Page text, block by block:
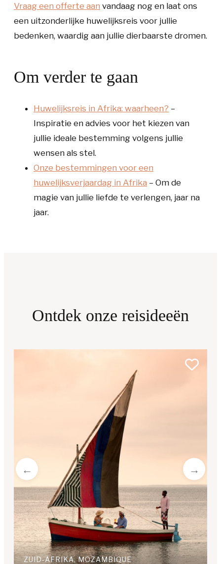
Vraag een offerte aan vandaag nog en laat ons
een uitzonderlijke huwelijksreis voor jullie
bedenken, waardig aan jullie dierbaarste dromen.
Om verder te gaan
Huwelijksreis in Afrika: waarheen? –
Inspiratie en advies voor het kiezen van
jullie ideale bestemming volgens jullie
wensen als stel.
Onze bestemmingen voor een
huwelijksverjaardag in Afrika – Om de
magie van jullie liefde te verlengen, jaar na
jaar.
Ontdek onze reisideeën
ZUID-AFRIKA, MOZAMBIQUE